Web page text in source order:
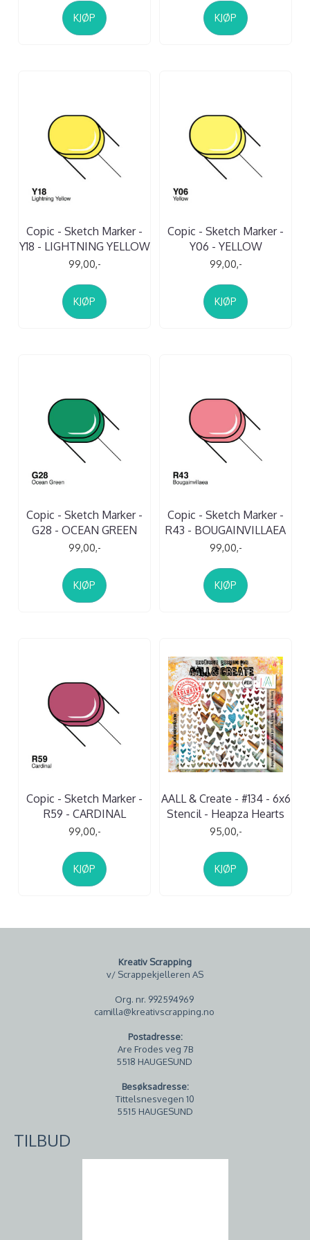
KJØP KJØP
Copic - Sketch Marker -
Y18 - LIGHTNING YELLOW
99,00,-
KJØP
Copic - Sketch Marker -
Y06 - YELLOW
99,00,-
KJØP
Copic - Sketch Marker -
G28 - OCEAN GREEN
99,00,-
KJØP
Copic - Sketch Marker -
R43 - BOUGAINVILLAEA
99,00,-
KJØP
Copic - Sketch Marker -
R59 - CARDINAL
99,00,-
KJØP
AALL & Create - #134 - 6x6
Stencil - Heapza Hearts
95,00,-
KJØP
Kreativ Scrapping
v/ Scrappekjelleren AS
Org. nr. 992594969
camilla@kreativscrapping.no
Postadresse:
Are Frodes veg 7B
5518 HAUGESUND
Besøksadresse:
Tittelsnesvegen 10
5515 HAUGESUND
TILBUD